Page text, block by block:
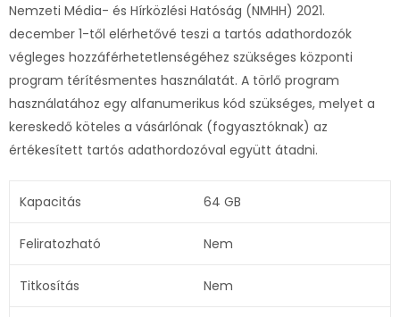
Nemzeti Média- és Hírközlési Hatóság (NMHH) 2021.
december 1-től elérhetővé teszi a tartós adathordozók
végleges hozzáférhetetlenségéhez szükséges központi
program térítésmentes használatát. A törlő program
használatához egy alfanumerikus kód szükséges, melyet a
kereskedő köteles a vásárlónak (fogyasztóknak) az
értékesített tartós adathordozóval együtt átadni.
Kapacitás 64 GB
Feliratozható Nem
Titkosítás Nem